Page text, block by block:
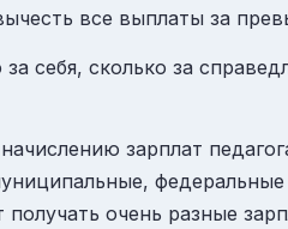
все выплаты за
себя, сколько за
зарплат
очень разные